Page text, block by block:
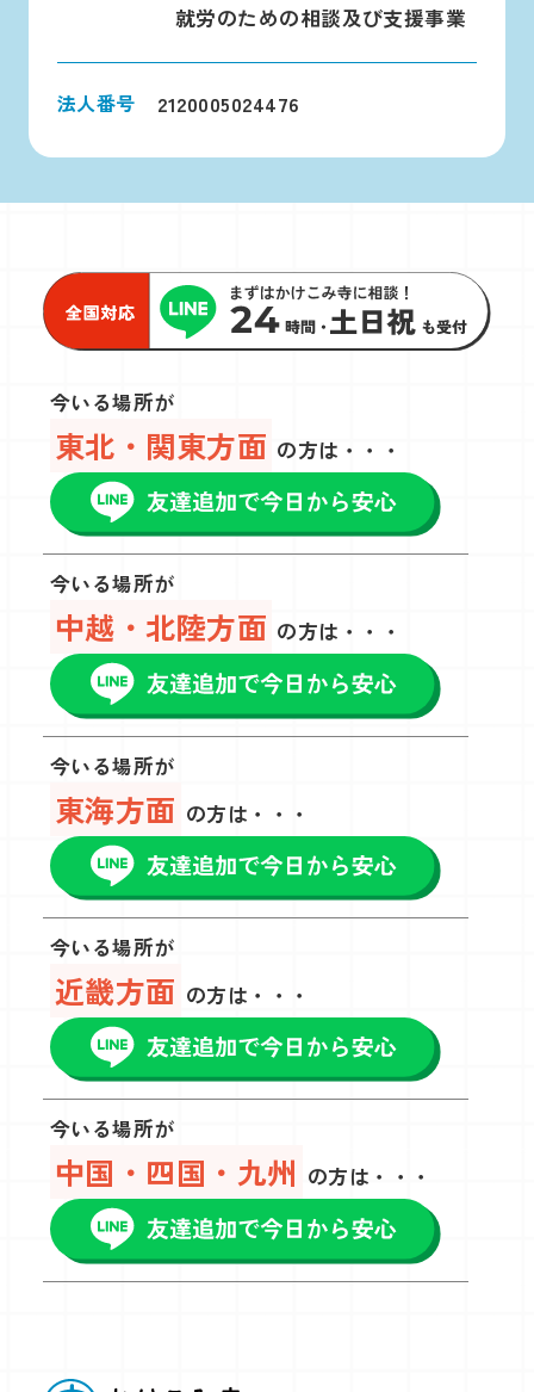
就労のための相談及び支援事業
法人番号 2120005024476
今いる場所が
東北・関東方面 の方は・・・
今いる場所が
中越・北陸方面 の方は・・・
今いる場所が
東海方面 の方は・・・
今いる場所が
近畿方面 の方は・・・
今いる場所が
中国・四国・九州 の方は・・・